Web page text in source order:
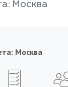
Москва
Москва